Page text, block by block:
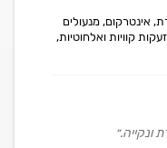
אינטרקום, מנעולים
קוויות ואלחוטיות,